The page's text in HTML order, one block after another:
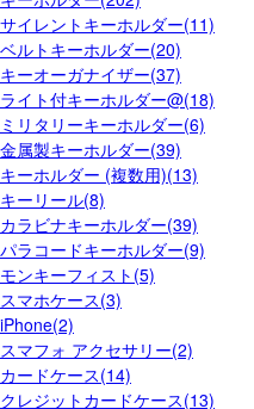
サイレントキーホルダー(11)
ベルトキーホルダー(20)
キーオーガナイザー(37)
ライト付キーホルダー@(18)
ミリタリーキーホルダー(6)
金属製キーホルダー(39)
キーホルダー (複数用)(13)
キーリール(8)
カラビナキーホルダー(39)
パラコードキーホルダー(9)
モンキーフィスト(5)
スマホケース(3)
iPhone(2)
スマフォ アクセサリー(2)
カードケース(14)
クレジットカードケース(13)